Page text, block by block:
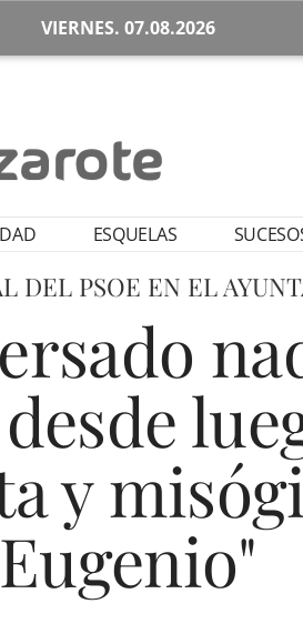
VIERNES. 07.08.2026
ESQUELAS
DEL PSOE EN EL
y
Eugenio"